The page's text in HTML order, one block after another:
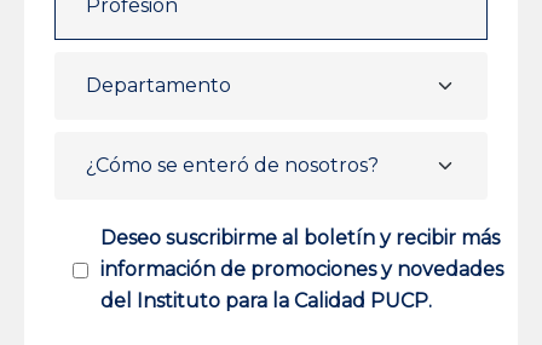
Deseo suscribirme al boletín y recibir más
información de promociones y novedades
del Instituto para la Calidad PUCP.